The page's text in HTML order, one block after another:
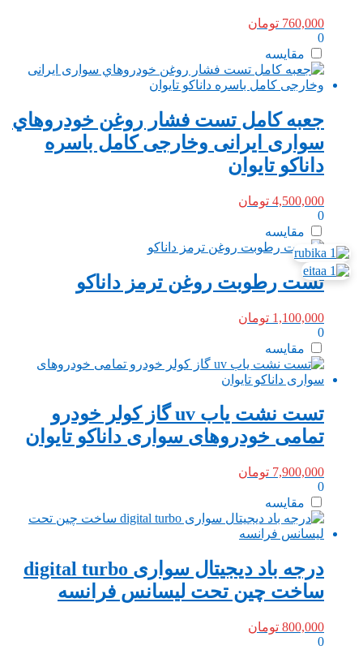
760,000 تومان
0
مقایسه
جعبه کامل تست فشار روغن خودروهاي
سواری ايرانی وخارجی کامل باسره
داناکو تایوان
4,500,000 تومان
0
مقایسه
تست رطوبت روغن ترمز داناکو
1,100,000 تومان
0
مقایسه
تست نشت یاب uv گاز کولر خودرو
تمامی خودروهای سواری داناکو تایوان
7,900,000 تومان
0
مقایسه
درجه باد دیجیتال سواری digital turbo
ساخت چین تحت لیسانس فرانسه
800,000 تومان
0